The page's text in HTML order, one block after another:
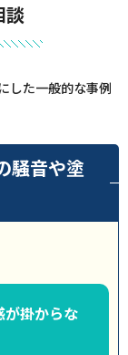
談
した一般的な事例
騒音や塗
が掛からな